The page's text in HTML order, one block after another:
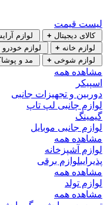
لیست قیمت
کالای دیجیتال + لوازم
لوازم خانه + لوازم
لوازم شوخی + مد و
مشاهده همه
اسپیکر
دوربین و تجهیزات جانبی
لوازم چانبی لپ تاپ
گیمینگ
لوازم جانبی موبایل
مشاهده همه
لوازم آشپزخانه
پذیراییلوازم برقی
مشاهده همه
لوازم تولد
مشاهده همه